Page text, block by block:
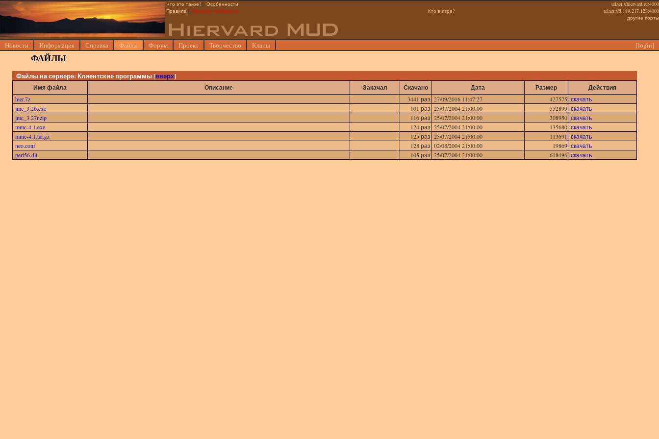
Что это такое? | Особенности
Правила | Проекту требуются... Кто в игре?
telnet://hiervard.ru:4000
telnet://5.189.217.123:4000
другие порты
Новости Информация Справка Файлы Форум Проект Творчество Кланы [login]
ФАЙЛЫ
Файлы на сервере: Клиентские программы[вверх]
Имя файла Описание Закачал Скачано Дата Размер Действия
hier.7z 3441 раз 27/09/2016 11:47:27 427575 скачать
jmc_3.26.exe
101 раз 25/07/2004 21:00:00 552899 скачать
jmc_3.27r.zip
116 раз 25/07/2004 21:00:00 308950 скачать
mmc-4.1.exe
124 раз 25/07/2004 21:00:00 135680 скачать
mmc-4.1.tar.gz
125 раз 25/07/2004 21:00:00 113691 скачать
neo.conf
128 раз 02/08/2004 21:00:00 19869 скачать
perl56.dll
105 раз 25/07/2004 21:00:00 618496 скачать